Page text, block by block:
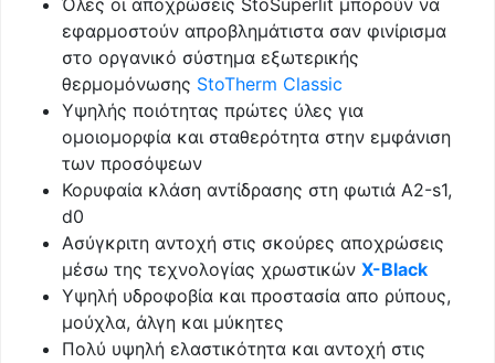
Όλες οι αποχρώσεις StoSuperlit μπορούν να
εφαρμοστούν απροβλημάτιστα σαν φινίρισμα
στο οργανικό σύστημα εξωτερικής
θερμομόνωσης StoTherm Classic
Υψηλής ποιότητας πρώτες ύλες για
ομοιομορφία και σταθερότητα στην εμφάνιση
των προσόψεων
Κορυφαία κλάση αντίδρασης στη φωτιά Α2-s1,
d0
Ασύγκριτη αντοχή στις σκούρες αποχρώσεις
μέσω της τεχνολογίας χρωστικών X-Black
Υψηλή υδροφοβία και προστασία απο ρύπους,
μούχλα, άλγη και μύκητες
Πολύ υψηλή ελαστικότητα και αντοχή στις